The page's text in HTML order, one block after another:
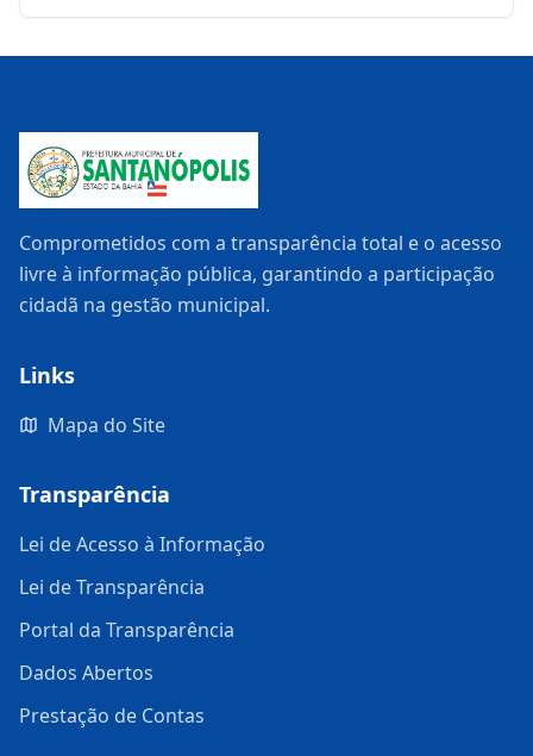
Comprometidos com a transparência total e o acesso
livre à informação pública, garantindo a participação
cidadã na gestão municipal.
Links
Mapa do Site
Transparência
Lei de Acesso à Informação
Lei de Transparência
Portal da Transparência
Dados Abertos
Prestação de Contas